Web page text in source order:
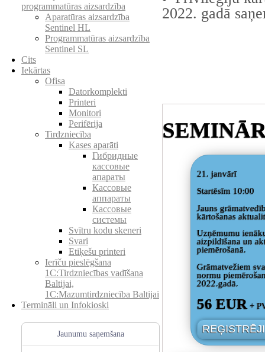
programmatūras aizsardzība
Aparatūras aizsardzība
Sentinel HL
Programmatūras aizsardzība
Sentinel SL
Cits
Iekārtas
Ofisa
Datorkomplekti
Printeri
Monitori
Perifērija
Tirdzniecība
Kases aparāti
Гибридные
кассовые
апараты
Кассовые
аппараты
Кассовые
системы
Svītru kodu skeneri
Svari
Etiķešu printeri
Ierīču pieslēgšana
1C:Tirdzniecības vadīšana
Baltijai,
1C:Mazumtirdzniecība Baltijai
Termināli un Infokioski
Jaunumu saņemšana
2022. gadā
21. janvārī
Startēsīm 10:00
Jauns
kārtošanas
Uzņēmumu
aizpildīšana un
piemērošanā.
Grāmatvežiem
normu
2022.gadā.
56 EUR +